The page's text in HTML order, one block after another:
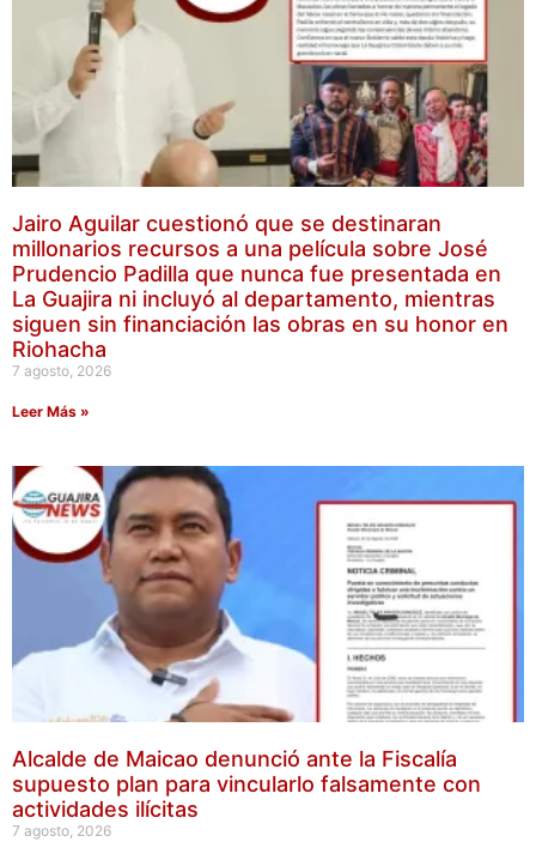
Jairo Aguilar cuestionó que se destinaran
millonarios recursos a una película sobre José
Prudencio Padilla que nunca fue presentada en
La Guajira ni incluyó al departamento, mientras
siguen sin financiación las obras en su honor en
Riohacha
7 agosto, 2026
Leer Más »
Alcalde de Maicao denunció ante la Fiscalía
supuesto plan para vincularlo falsamente con
actividades ilícitas
7 agosto, 2026